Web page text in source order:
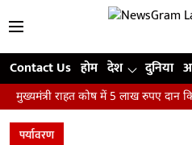
Contact Us होम देश दुनिया
राहत कोष में 5 लाख रुपए दान किए
पर्यावरण